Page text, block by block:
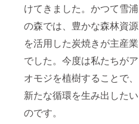
けてきました。かつて雪浦
の森では、豊かな森林資源
を活用した炭焼きが主産業
でした。今度は私たちがア
オモジを植樹することで、
新たな循環を生み出したい
のです。